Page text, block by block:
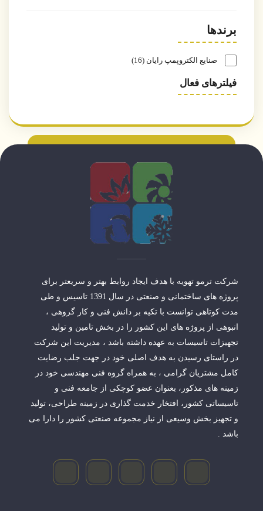
برندها
صنایع الکتروپمپ رایان 16
فیلترهای فعال
شرکت ترمو تهویه با هدف ایجاد روابط بهتر و سریعتر برای
پروژه های ساختمانی و صنعتی در سال 1391 تاسیس و طی
مدت کوتاهی توانست با تکیه بر دانش فنی و کار گروهی ،
انبوهی از پروژه های این کشور را در بخش تامین و تولید
تجهیزات تاسیسات به عهده داشته باشد ، مدیریت این شرکت
در راستای رسیدن به هدف اصلی خود در جهت جلب رضایت
کامل مشتریان گرامی ، به همراه گروه فنی مهندسی خود در
زمینه های مذکور، بعنوان عضو کوچکی از جامعه فنی و
تاسیساتی کشور، افتخار خدمت گذاری در زمینه طراحی، تولید
و تجهیز بخش وسیعی از نیاز مجموعه صنعتی کشور را دارا می
باشد .